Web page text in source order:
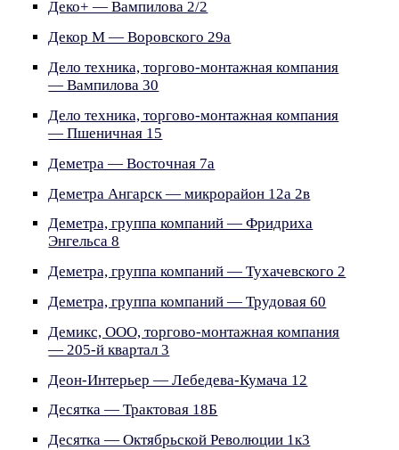
Деко+ — Вампилова 2/2
Декор М — Воровского 29а
Дело техника, торгово-монтажная компания
— Вампилова 30
Дело техника, торгово-монтажная компания
— Пшеничная 15
Деметра — Восточная 7а
Деметра Ангарск — микрорайон 12а 2в
Деметра, группа компаний — Фридриха
Энгельса 8
Деметра, группа компаний — Тухачевского 2
Деметра, группа компаний — Трудовая 60
Демикс, ООО, торгово-монтажная компания
— 205-й квартал 3
Деон-Интерьер — Лебедева-Кумача 12
Десятка — Трактовая 18Б
Десятка — Октябрьской Революции 1к3